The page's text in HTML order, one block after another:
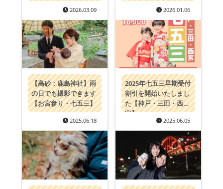
2026.03.09 2026.01.06
【高砂：鹿島神社】雨
の日でも撮影できます
【お宮参り・七五三】
2025.06.18
2025年七五三早期受付
割引を開始いたしまし
た【神戸・三田・西
宮】
2025.06.05